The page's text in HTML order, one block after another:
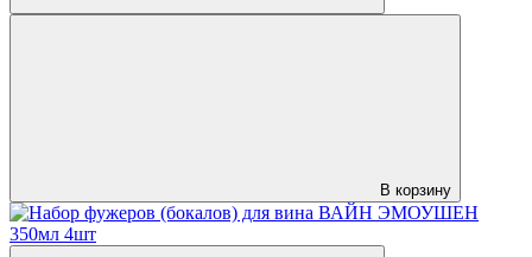
В корзину